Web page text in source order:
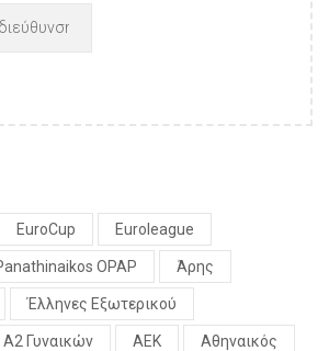
EuroCup Euroleague
OPAP Άρης
Έλληνες Εξωτερικού
Α2 Γυναικών ΑΕΚ Αθηναικός